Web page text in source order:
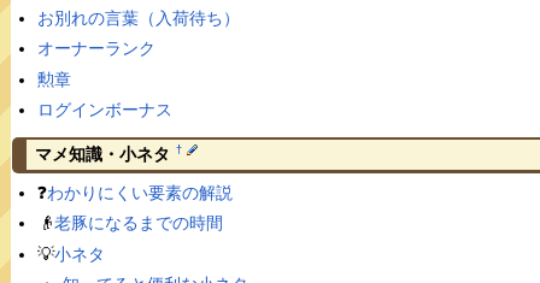
お別れの言葉（入荷待ち）
オーナーランク
勲章
ログインボーナス
マメ知識・小ネタ †
❓わかりにくい要素の解説
👴老豚になるまでの時間
💡小ネタ